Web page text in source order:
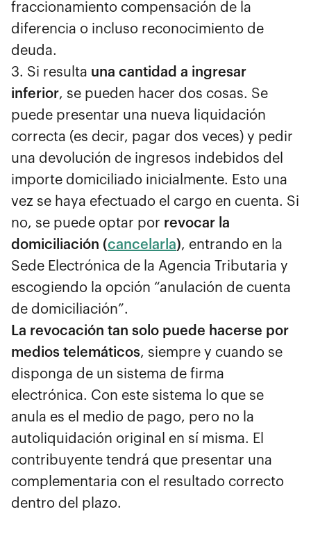
fraccionamiento compensación de la
diferencia o incluso reconocimiento de
deuda.
3. Si resulta una cantidad a ingresar
inferior, se pueden hacer dos cosas. Se
puede presentar una nueva liquidación
correcta (es decir, pagar dos veces) y pedir
una devolución de ingresos indebidos del
importe domiciliado inicialmente. Esto una
vez se haya efectuado el cargo en cuenta. Si
no, se puede optar por revocar la
domiciliación (cancelarla), entrando en la
Sede Electrónica de la Agencia Tributaria y
escogiendo la opción “anulación de cuenta
de domiciliación”.
La revocación tan solo puede hacerse por
medios telemáticos, siempre y cuando se
disponga de un sistema de firma
electrónica. Con este sistema lo que se
anula es el medio de pago, pero no la
autoliquidación original en sí misma. El
contribuyente tendrá que presentar una
complementaria con el resultado correcto
dentro del plazo.